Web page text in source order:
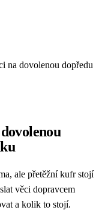
na dovolenou dopředu
ale přetěžní kufr stojí
věci dopravcem
a kolik to stojí.